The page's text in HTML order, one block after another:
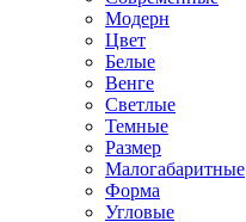
Модерн
Цвет
Белые
Венге
Светлые
Темные
Размер
Малогабаритные
Форма
Угловые